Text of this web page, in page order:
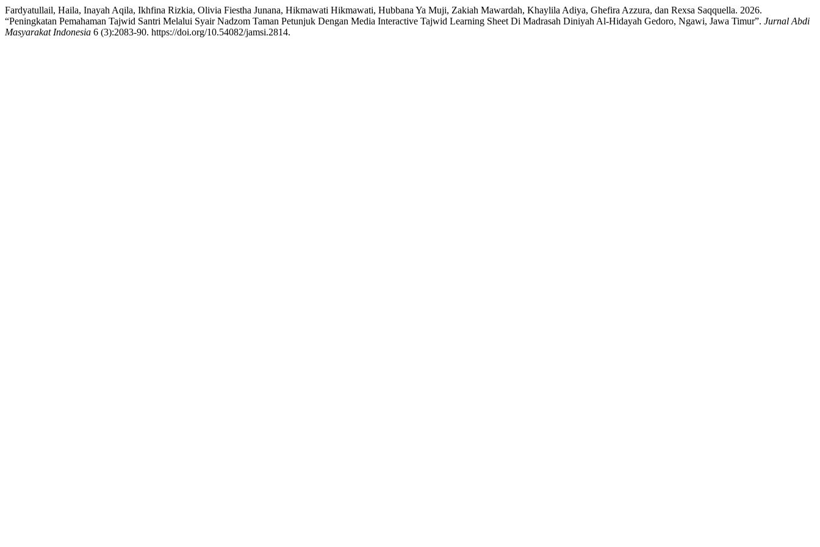
Fardyatullail, Haila, Inayah Aqila, Ikhfina Rizkia, Olivia Fiestha Junana, Hikmawati Hikmawati, Hubbana Ya Muji, Zakiah Mawardah, Khaylila Adiya, Ghefira Azzura, dan Rexsa Saqquella. 2026.
“Peningkatan Pemahaman Tajwid Santri Melalui Syair Nadzom Taman Petunjuk Dengan Media Interactive Tajwid Learning Sheet Di Madrasah Diniyah Al-Hidayah Gedoro, Ngawi, Jawa Timur”. Jurnal Abdi
Masyarakat Indonesia 6 (3):2083-90. https://doi.org/10.54082/jamsi.2814.